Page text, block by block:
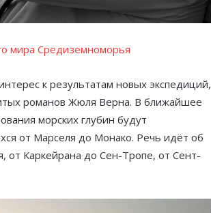
мира Средиземноморья
к результатам новых экспедиций,
романов Жюля Верна. В ближайшее
морских глубин будут
от Марселя до Монако. Речь идёт об
от Каркейрана до Сен-Тропе, от Сент-